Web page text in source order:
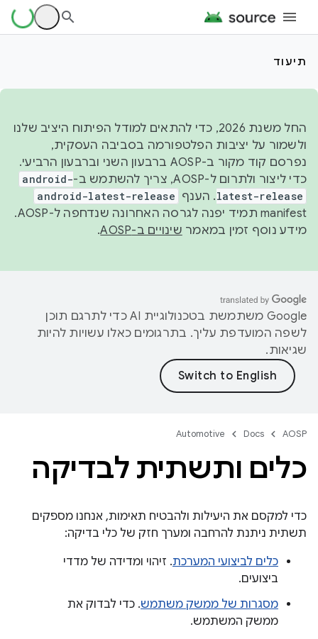
תיעוד
החל משנת 2026, כדי להתאים למודל הפיתוח היציב שלנו
ולשמור על יציבות הפלטפורמה בסביבה העסקית,
נפרסם קוד מקור ב-AOSP ברבעון השני וברבעון הרביעי.
כדי ליצור ולתרום ל-AOSP, צריך להשתמש ב-
android-
latest-release. הענף android-latest-release
manifest תמיד יפנה לגרסה האחרונה שנדחפה ל-AOSP.
מידע נוסף זמין במאמר שינויים ב-AOSP .
‫Google משתמשת בטכנולוגיית AI כדי לתרגם תוכן
לשפה המועדפת עליך. בתרגומים כאלו עשויות להיות
שגיאות.
AOSP
Docs
Automotive
כלים ותשתית לבדיקה
כדי למקסם את היעילות ולהבטיח תאימות, אנחנו מספקים
תשתית ניתנת להרחבה ומערך חזק של כלי בדיקה:
כלים לביצועי המערכת. זיהוי ומדידה של מדדי
ביצועים.
מסגרות של ממשק משתמש. כדי לבדוק את
ממשק המשתמש.